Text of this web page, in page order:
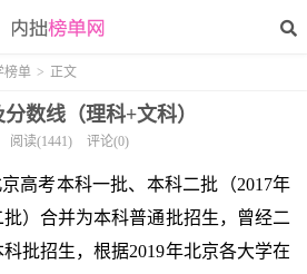
榜单 > 正文
数线（理科+文科）
阅读(1441) 评论(0)
考本科一批、本科二批（2017年
）合并为本科普通批招生，曾经二
批招生，根据2019年北京各大学在